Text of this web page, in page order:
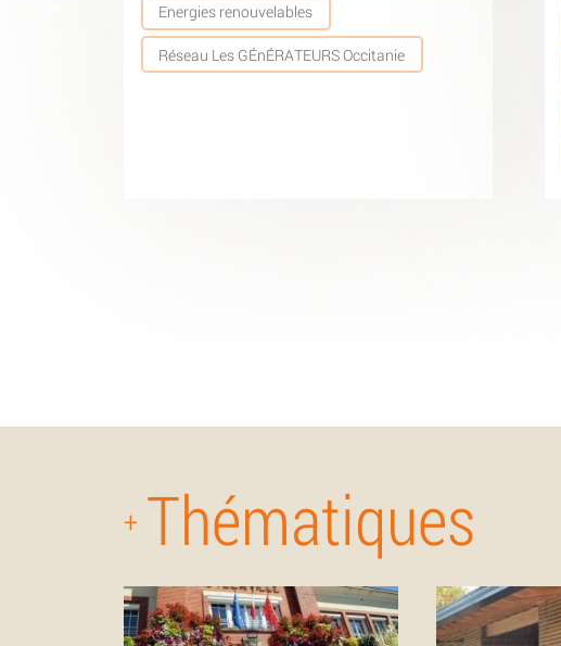
Energies renouvelables
Réseau Les GÉnÉRATEURS Occitanie
+ Thématiques